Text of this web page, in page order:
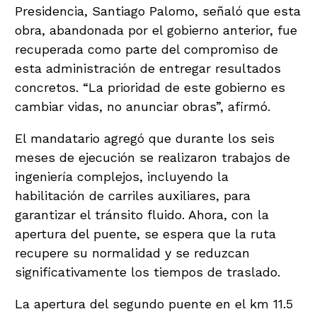
Presidencia, Santiago Palomo, señaló que esta
obra, abandonada por el gobierno anterior, fue
recuperada como parte del compromiso de
esta administración de entregar resultados
concretos. “La prioridad de este gobierno es
cambiar vidas, no anunciar obras”, afirmó.
El mandatario agregó que durante los seis
meses de ejecución se realizaron trabajos de
ingeniería complejos, incluyendo la
habilitación de carriles auxiliares, para
garantizar el tránsito fluido. Ahora, con la
apertura del puente, se espera que la ruta
recupere su normalidad y se reduzcan
significativamente los tiempos de traslado.
La apertura del segundo puente en el km 11.5